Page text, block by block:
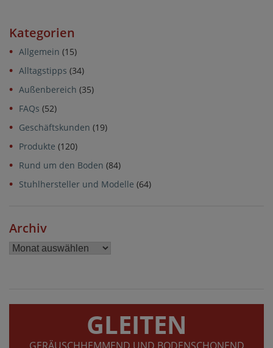
Kategorien
Allgemein (15)
Alltagstipps (34)
Außenbereich (35)
FAQs (52)
Geschäftskunden (19)
Produkte (120)
Rund um den Boden (84)
Stuhlhersteller und Modelle (64)
Archiv
Archiv
GLEITEN